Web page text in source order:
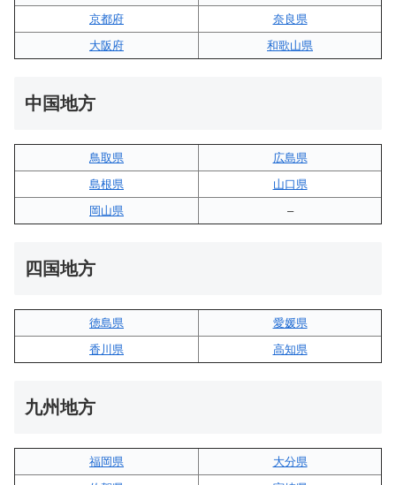
京都府
奈良県
大阪府
和歌山県
中国地方
鳥取県
広島県
島根県
山口県
岡山県
–
四国地方
徳島県
愛媛県
香川県
高知県
九州地方
福岡県
大分県